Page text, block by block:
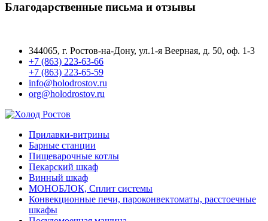
Благодарственные письма и отзывы
344065, г. Ростов-на-Дону, ул.1-я Веерная, д. 50, оф. 1-3
+7 (863) 223-63-66
+7 (863) 223-65-59
info@holodrostov.ru
org@holodrostov.ru
Прилавки-витрины
Барные станции
Пищеварочные котлы
Пекарский шкаф
Винный шкаф
МОНОБЛОК, Сплит системы
Конвекционные печи, пароконвектоматы, расстоечные
шкафы